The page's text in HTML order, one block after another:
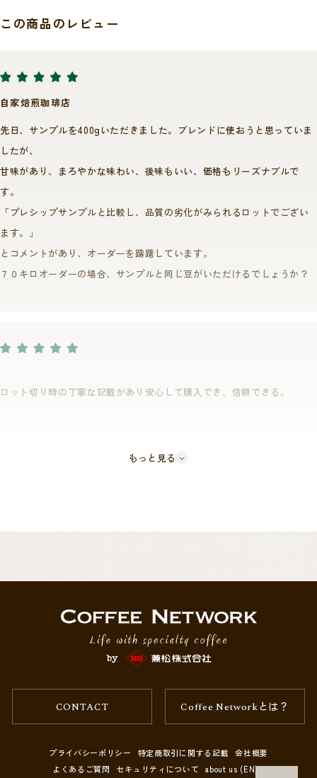
ギニアに決定いたしました。
ですので品質に拘るべくオリジナル規格を策定してまいります。
規格を作るにあたり現地の方と共にブランドが大きく育てようというこ
とで、弊社単独で行うのではなく、政府機関であるCICと共同開発を行い
ました。
国の機関であるCICがお墨付きを出す以上、妥協したものを作ることは許
されません。
カップを安定させるためにまずは外部団体に品質検査を委託、その基準
その後弊社でカップを行い、買付ロットを決するというダブル検査を経
ることにより、品質を安定させております。
最高のカップを作り出すべく、弊社とCICで取り決めた厳格な数値面での
「規格基準」もございます。
ⅠPSCグレード（旧規格）、Ⅱ 標高1500m以上、Ⅲ Qグレーダーによる
SCAカップスコア80点以上・・・etc
あえて取り組む輸出業者を決めうちせず、CICが主催する入札制度による
買い付けとしたのは、CICと弊社のこの取り組みに賛同してくれる業者で
あれば誰でも公平に参加できる仕組みをつくりたかったためです。
この制度を用いることで現地の輸出業者が切磋琢磨し、ひいてはそれが
いという思いからこちらの方法を採用しております。
うというのが、このトロピカルマウンテンの開発に至った意義です。
最後に、トロピカルマウンテンが広く皆様に伝わるようロゴマークも考
いる様子を、山頂からコーヒー豆を噴火させることで表現しています。
また、併せて本ロット契約時のニューヨーク相場高騰の影響より、前回
と比べ商品価格が大幅に値上げしておりますこと、併せてお詫び申し上
通常Coffee Network内で扱っておりますスペシャルティコーヒーはサス
け、ニューヨーク相場の大幅な変動を吸収することが叶いませんでし
しかしながら、新入荷品も依然と同様、複数のオリジナル規格で縛った
この商品のレビュー
自家焙煎珈琲店
先日、サンプルを400gいただきました。ブレンドに使おうと思っていま
したが、
甘味があり、まろやかな味わい、後味もいい、価格もリーズナブルで
す。
「プレシップサンプルと比較し、品質の劣化がみられるロットでござい
ます。」
とコメントがあり、オーダーを躊躇しています。
７０キロオーダーの場合、サンプルと同じ豆がいただけるでしょうか？
ロット切り時の丁寧な記載があり安心して購入でき、信頼できる。
もっと見る
CONTACT Coffee Networkとは？
プライバシーポリシー 特定商取引に関する記載
会社概要
よくあるご質問
セキュリティについて about us (EN)